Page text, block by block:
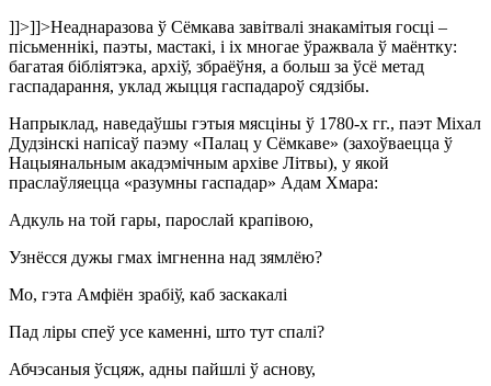
]]>]]>Неаднаразова ў Сёмкава завітвалі знакамітыя госці –
пісьменнікі, паэты, мастакі, і іх многае ўражвала ў маёнтку:
багатая бібліятэка, архіў, збраёўня, а больш за ўсё метад
гаспадарання, уклад жыцця гаспадароў сядзібы.
Напрыклад, наведаўшы гэтыя мясціны ў 1780-х гг., паэт Міхал
Дудзінскі напісаў паэму «Палац у Сёмкаве» (захоўваецца ў
Нацыянальным акадэмічным архіве Літвы), у якой
праслаўляецца «разумны гаспадар» Адам Хмара:
Адкуль на той гары, парослай крапівою,
Узнёсся дужы гмах імгненна над зямлёю?
Мо, гэта Амфіён зрабіў, каб заскакалі
Пад ліры спеў усе каменні, што тут спалі?
Абчэсаныя ўсцяж, адны пайшлі ў аснову,